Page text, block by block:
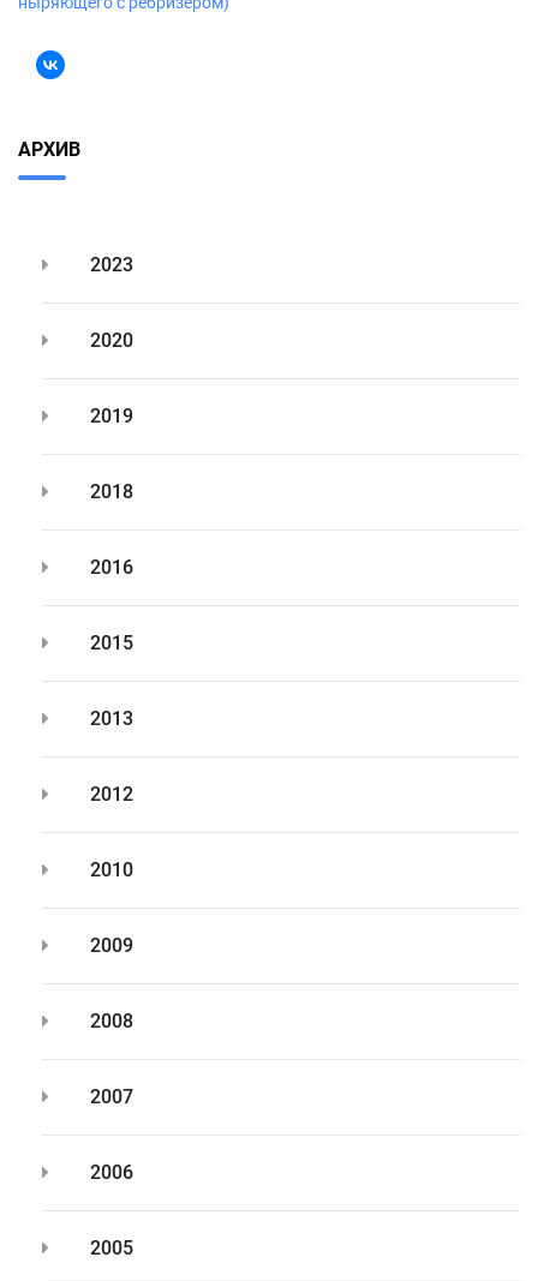
АРХИВ
2023
2020
2019
2018
2016
2015
2013
2012
2010
2009
2008
2007
2006
2005